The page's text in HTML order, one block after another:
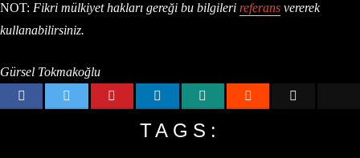
NOT: Fikri mülkiyet hakları gereği bu bilgileri referans vererek
kullanabilirsiniz.
Gürsel Tokmakoğlu
TAGS: